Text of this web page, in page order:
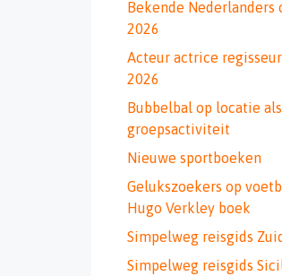
Bekende Nederlanders
2026
Acteur actrice
2026
Bubbelbal op locatie
groepsactiviteit
Nieuwe sportboeken
Gelukszoekers op
Hugo Verkley boek
Simpelweg reisgids
Simpelweg reisgids